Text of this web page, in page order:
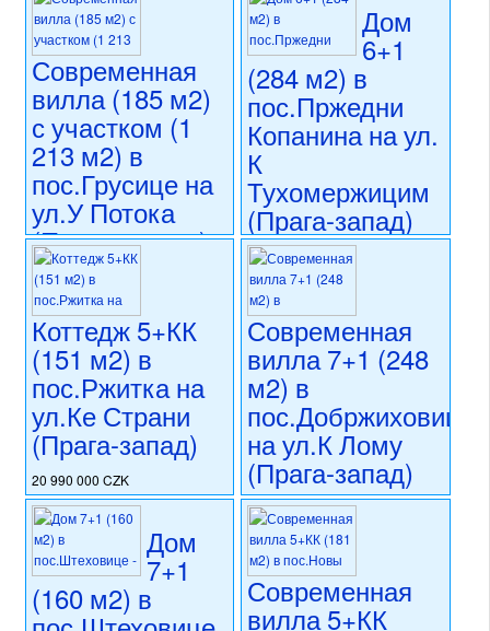
Современная
вилла (185 м2)
с участком (1
213 м2) в
пос.Грусице на
ул.У Потока
(Прага-восток)
19 990 000 CZK
регион:область Праги
раздел: частные дома или
виллы
состояние: новостройка
номер объекта:19972
Дом
6+1
(284 м2) в
пос.Пржедни
Копанина на ул.
К
Тухомержицим
(Прага-запад)
17 290 000 CZK
регион:область Праги
раздел: частные дома или
виллы
состояние: после
реконструкции
номер объекта:
20667
Коттедж 5+КК
(151 м2) в
пос.Ржитка на
ул.Ке Страни
(Прага-запад)
20 990 000 CZK
регион:область Праги
раздел: частные дома или
виллы
состояние: стандарт
20212
Современная
вилла 7+1 (248
м2) в
пос.Добржиховице
на ул.К Лому
(Прага-запад)
20 600 000 CZK
регион:область Праги
раздел: частные дома или
виллы
состояние: стандарт
номер объекта:
20605
Дом
7+1
(160 м2) в Современная
вилла 5+КК